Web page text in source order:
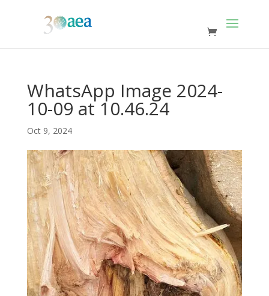
WhatsApp Image 2024-
10-09 at 10.46.24
Oct 9, 2024